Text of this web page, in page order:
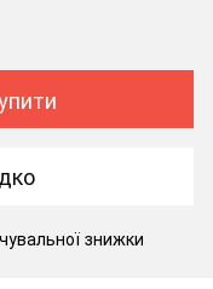
знижки